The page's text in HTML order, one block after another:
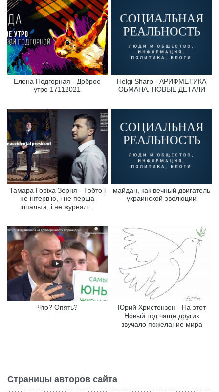
Елена Подгорная - Доброе
утро 17112021
Helgi Sharp - АРИФМЕТИКА
ОБМАНА. НОВЫЕ ДЕТАЛИ
Тамара Горіха Зерня - Тобто і
не інтерв’ю, і не перша
шпальта, і не журнал…
майдан, как вечный двигатель
украинской эволюции
Что? Опять?
Юрий Христензен - На этот
Новый год чаще других
звучало пожелание мира
Страницы авторов сайта